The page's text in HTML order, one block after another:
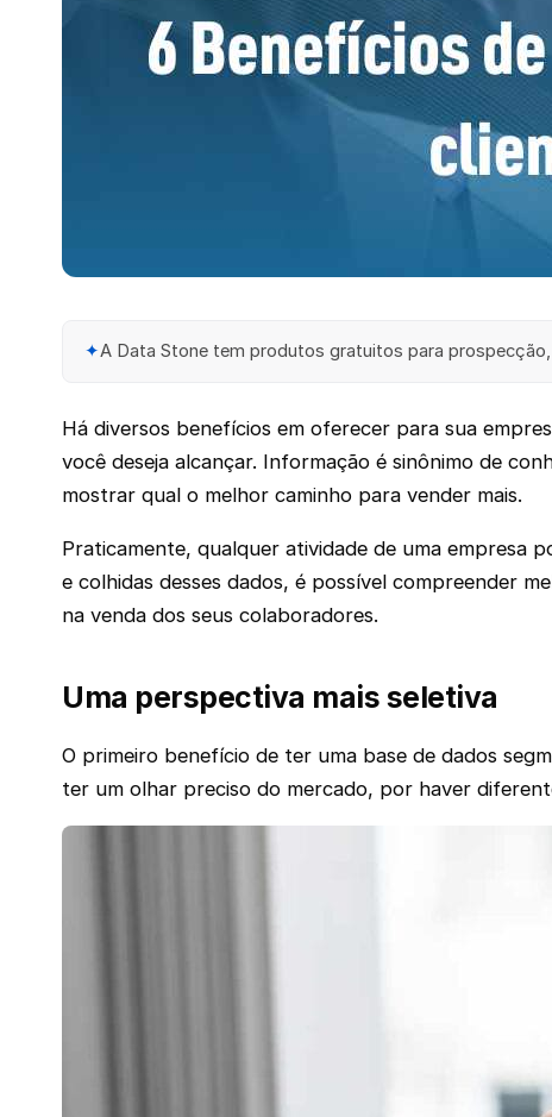
✦A Data Stone tem produtos gratuitos para
Há diversos benefícios em oferecer para sua
você deseja alcançar. Informação é sinônimo de
mostrar qual o melhor caminho para vender mais.
Praticamente, qualquer atividade de uma empresa
e colhidas desses dados, é possível compreender
na venda dos seus colaboradores.
Uma perspectiva mais seletiva
O primeiro benefício de ter uma base de dados
ter um olhar preciso do mercado, por haver